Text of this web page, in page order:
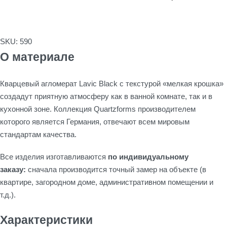
SKU: 590
О материале
Кварцевый агломерат Lavic Black с текстурой «мелкая крошка»
создадут приятную атмосферу как в ванной комнате, так и в
кухонной зоне. Коллекция Quartzforms производителем
которого является Германия, отвечают всем мировым
стандартам качества.
Все изделия изготавливаются по индивидуальному
заказу: сначала производится точный замер на объекте (в
квартире, загородном доме, административном помещении и
т.д.).
Характеристики